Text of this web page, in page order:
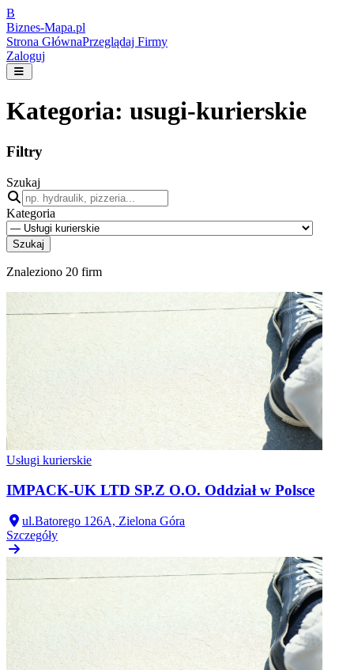
B
Biznes-Mapa.pl
Strona GłównaPrzeglądaj Firmy
Zaloguj
Kategoria: usugi-kurierskie
Filtry
Szukaj
Kategoria
Szukaj
Znaleziono 20 firm
Usługi kurierskie
IMPACK-UK LTD SP.Z O.O. Oddział w Polsce
ul.Batorego 126A, Zielona Góra
Szczegóły